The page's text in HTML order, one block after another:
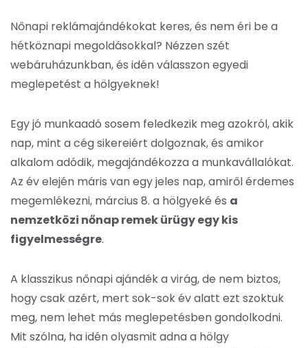
Nőnapi reklámajándékokat keres, és nem éri be a
hétköznapi megoldásokkal? Nézzen szét
webáruházunkban, és idén válasszon egyedi
meglepetést a hölgyeknek!
Egy jó munkaadó sosem feledkezik meg azokról, akik
nap, mint a cég sikereiért dolgoznak, és amikor
alkalom adódik, megajándékozza a munkavállalókat.
Az év elején máris van egy jeles nap, amiről érdemes
megemlékezni, március 8. a hölgyeké és a
nemzetközi nőnap remek ürügy egy kis
figyelmességre.
A klasszikus nőnapi ajándék a virág, de nem biztos,
hogy csak azért, mert sok-sok év alatt ezt szoktuk
meg, nem lehet más meglepetésben gondolkodni.
Mit szólna, ha idén olyasmit adna a hölgy